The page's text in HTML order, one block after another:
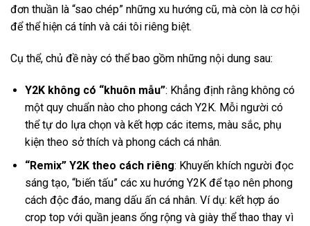
đơn thuần là “sao chép” những xu hướng cũ, mà còn là cơ hội
để thể hiện cá tính và cái tôi riêng biệt.
Cụ thể, chủ đề này có thể bao gồm những nội dung sau:
Y2K không có “khuôn mẫu”: Khẳng định rằng không có
một quy chuẩn nào cho phong cách Y2K. Mỗi người có
thể tự do lựa chọn và kết hợp các items, màu sắc, phụ
kiện theo sở thích và phong cách cá nhân.
“Remix” Y2K theo cách riêng: Khuyến khích người đọc
sáng tạo, “biến tấu” các xu hướng Y2K để tạo nên phong
cách độc đáo, mang dấu ấn cá nhân. Ví dụ: kết hợp áo
crop top với quần jeans ống rộng và giày thể thao thay vì